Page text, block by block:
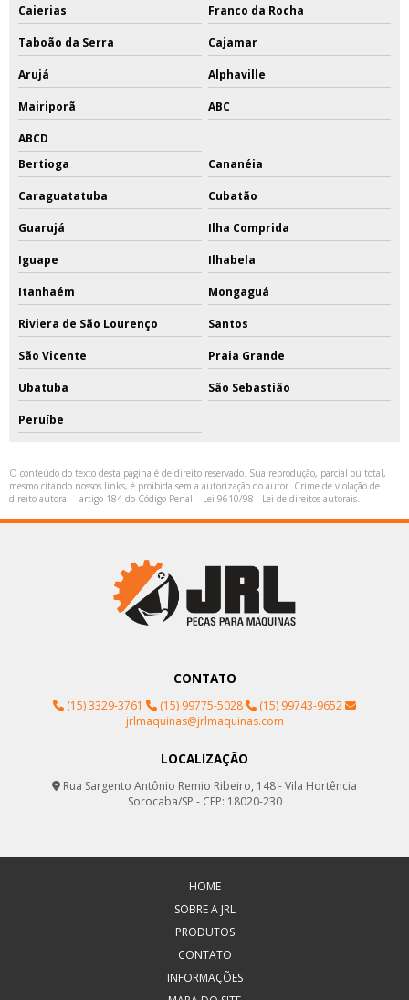
Caierias Franco da Rocha
Taboão da Serra Cajamar
Arujá Alphaville
Mairiporã ABC
ABCD
Bertioga
Cananéia
Caraguatatuba Cubatão
Guarujá Ilha Comprida
Iguape Ilhabela
Itanhaém Mongaguá
Riviera de São Lourenço Santos
São Vicente Praia Grande
Ubatuba São Sebastião
Peruíbe
O conteúdo do texto desta página é de direito reservado. Sua reprodução, parcial ou total,
mesmo citando nossos links, é proibida sem a autorização do autor. Crime de violação de
direito autoral – artigo 184 do Código Penal – Lei 9610/98 - Lei de direitos autorais.
CONTATO
(15) 3329-3761 (15) 99775-5028
(15) 99743-9652
jrlmaquinas@jrlmaquinas.com
LOCALIZAÇÃO
Rua Sargento Antônio Remio Ribeiro, 148 - Vila Hortência
Sorocaba/SP - CEP: 18020-230
HOME
SOBRE A JRL
PRODUTOS
CONTATO
INFORMAÇÕES